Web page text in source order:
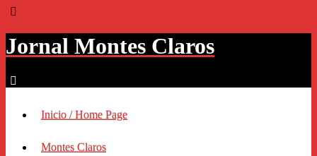
Jornal Montes Claros
Inicio / Home Page
Montes Claros